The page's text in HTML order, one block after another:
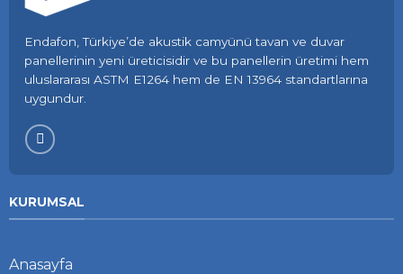
Endafon, Türkiye’de akustik camyünü tavan ve duvar
panellerinin yeni üreticisidir ve bu panellerin üretimi hem
uluslararası ASTM E1264 hem de EN 13964 standartlarına
uygundur.
KURUMSAL
Anasayfa